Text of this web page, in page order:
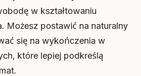
w kształtowaniu
Możesz postawić na naturalny
się na wykończenia w
które lepiej podkreślą